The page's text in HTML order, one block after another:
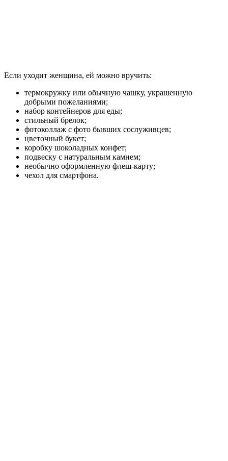
Если уходит женщина, ей можно вручить:
термокружку или обычную чашку, украшенную
добрыми пожеланиями;
набор контейнеров для еды;
стильный брелок;
фотоколлаж с фото бывших сослуживцев;
цветочный букет;
коробку шоколадных конфет;
подвеску с натуральным камнем;
необычно оформленную флеш-карту;
чехол для смартфона.